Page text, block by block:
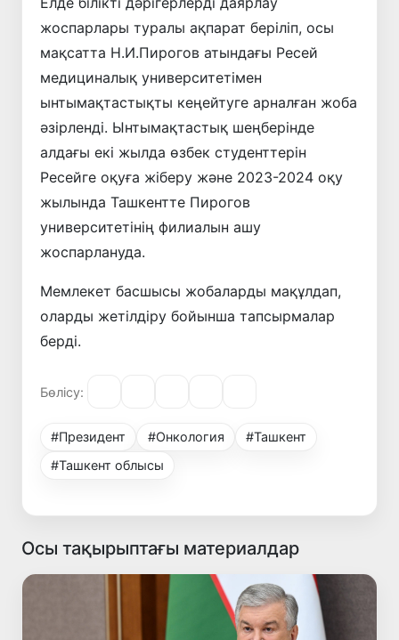
жоспарлары туралы ақпарат беріліп, осы
мақсатта Н.И.Пирогов атындағы Ресей
медициналық университетімен
ынтымақтастықты кеңейтуге арналған жоба
әзірленді. Ынтымақтастық шеңберінде
алдағы екі жылда өзбек студенттерін
Ресейге оқуға жіберу және 2023-2024 оқу
жылында Ташкентте Пирогов
университетінің филиалын ашу
жоспарлануда.
Мемлекет басшысы жобаларды мақұлдап,
оларды жетілдіру бойынша тапсырмалар
берді.
Бөлісу:
#Президент #Онкология
#Ташкент
#Ташкент облысы
Осы тақырыптағы материалдар